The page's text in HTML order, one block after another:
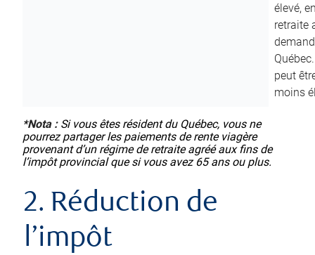
élevé,
retraite
peut
moins
*Nota :Si vous êtes résident du Québec, vous ne
pourrez partager les paiements de rente viagère
provenant d’un régime de retraite agréé aux fins de
l’impôt provincial que si vous avez 65 ans ou plus.
2. Réduction de
l’impôt